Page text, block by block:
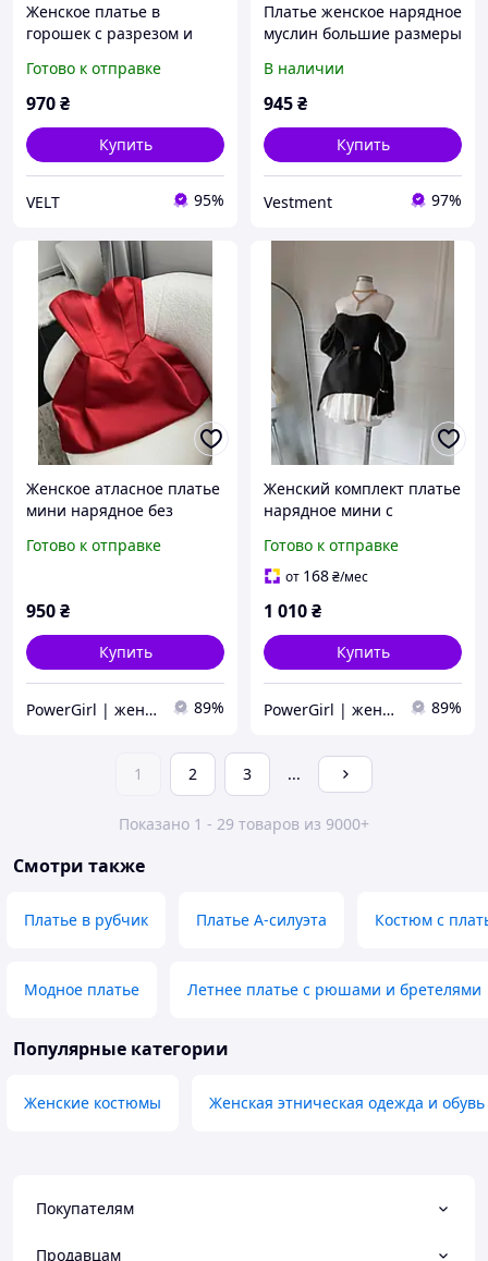
Женское платье в
горошек с разрезом и
меди, 42-48, модель 440
Готово к отправке
970₴
Купить
VELT 95%
Платье женское нарядное
муслин большие размеры
В наличии
945₴
Купить
Vestment 97%
Женское атласное платье
мини нарядное без
шнуровке черное белое
Готово к отправке
950₴
Купить
PowerGirl | женская одежда 89%
Женский комплект платье
нарядное мини с
чашками длинный рукав
черное бежевое красное
Готово к отправке
от 168₴/мес
1 010₴
Купить
PowerGirl | женская одежда 89%
1 2 3 ...
Показано 1 - 29 товаров из 9000+
Смотри также
Платье в рубчик Платье А-силуэта Костюм с
Модное платье Летнее платье с рюшами и бретелями
Популярные категории
Женские костюмы Женская этническая одежда и обувь
Покупателям
Продавцам